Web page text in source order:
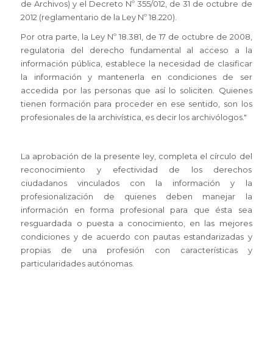
de Archivos) y el Decreto Nº 355/012, de 31 de octubre de
2012 (reglamentario de la Ley Nº 18.220).
Por otra parte, la Ley Nº 18.381, de 17 de octubre de 2008,
regulatoria del derecho fundamental al acceso a la
información pública, establece la necesidad de clasificar
la información y mantenerla en condiciones de ser
accedida por las personas que así lo soliciten. Quienes
tienen formación para proceder en ese sentido, son los
profesionales de la archivística, es decir los archivólogos."
La aprobación de la presente ley, completa el círculo del
reconocimiento y efectividad de los derechos
ciudadanos vinculados con la información y la
profesionalización de quienes deben manejar la
información en forma profesional para que ésta sea
resguardada o puesta a conocimiento, en las mejores
condiciones y de acuerdo con pautas estandarizadas y
propias de una profesión con características y
particularidades autónomas.